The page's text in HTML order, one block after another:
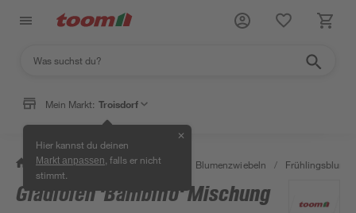
Mein Markt: Troisdorf
Hier kannst du deinen
Markt anpassen , falls er nicht
stimmt.
✕
/ Garten & Freizeit / Pflanzen Blumenzwiebeln /
Gladiolen 'Bambino' Mischung